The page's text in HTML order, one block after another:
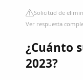
Solicitud de
Ver respuesta
¿Cuánto
2023?